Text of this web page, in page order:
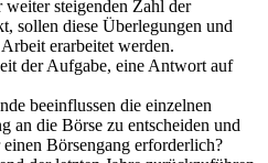
steigenden Zahl der
sollen diese Überlegungen und
erarbeitet werden.
der Aufgabe, eine Antwort auf
beeinflussen die einzelnen
an die Börse zu entscheiden und
Börsengang erforderlich?